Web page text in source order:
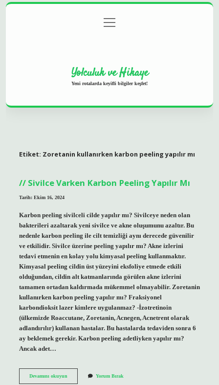
Gizlilik Politikası
menüyü
aç
Yolculuk ve Hikaye
Yeni rotalarda keyifli bilgiler keşfet!
Etiket: Zoretanin kullanırken karbon peeling yapılır mı
Sivilce Varken Karbon Peeling Yapılır Mı
Tarih: Ekim 16, 2024
Karbon peeling sivilceli cilde yapılır mı? Sivilceye neden olan
bakterileri azaltarak yeni sivilce ve akne oluşumunu azaltır. Bu
nedenle karbon peeling ile cilt temizliği aynı derecede güvenilir
ve etkilidir. Sivilce üzerine peeling yapılır mı? Akne izlerini
tedavi etmenin en kolay yolu kimyasal peeling kullanmaktır.
Kimyasal peeling cildin üst yüzeyini eksfoliye etmede etkili
olduğundan, cildin alt katmanlarında görülen akne izlerini
tamamen ortadan kaldırmada mükemmel olmayabilir. Zoretanin
kullanırken karbon peeling yapılır mı? Fraksiyonel
karbondioksit lazer kimlere uygulanmaz? -İzotretinoin
(ülkemizde Roaccutane, Zoretanin, Acnegen, Acnetrent olarak
adlandırılır) kullanan hastalar. Bu hastalarda tedaviden sonra 6
ay beklemek gerekir. Karbon peeling adetliyken yapılır mı?
Ancak adet…
Devamını okuyunSivilce
Yorum Bırak